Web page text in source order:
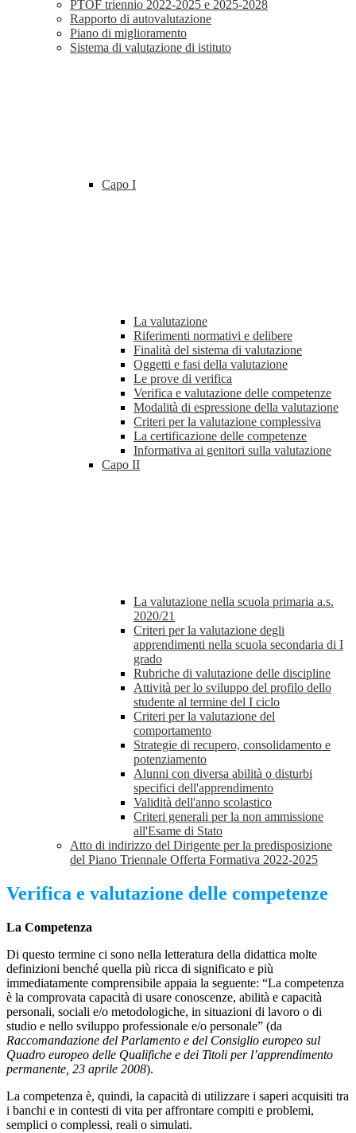
PTOF triennio 2022-2025 e 2025-2028
Rapporto di autovalutazione
Piano di miglioramento
Sistema di valutazione di istituto
Capo I
La valutazione
Riferimenti normativi e delibere
Finalità del sistema di valutazione
Oggetti e fasi della valutazione
Le prove di verifica
Verifica e valutazione delle competenze
Modalità di espressione della valutazione
Criteri per la valutazione complessiva
La certificazione delle competenze
Informativa ai genitori sulla valutazione
Capo II
La valutazione nella scuola primaria a.s.
2020/21
Criteri per la valutazione degli
apprendimenti nella scuola secondaria di I
grado
Rubriche di valutazione delle discipline
Attività per lo sviluppo del profilo dello
studente al termine del I ciclo
Criteri per la valutazione del
comportamento
Strategie di recupero, consolidamento e
potenziamento
Alunni con diversa abilità o disturbi
specifici dell'apprendimento
Validità dell'anno scolastico
Criteri generali per la non ammissione
all'Esame di Stato
Atto di indirizzo del Dirigente per la predisposizione
del Piano Triennale Offerta Formativa 2022-2025
Verifica e valutazione delle competenze
La Competenza
Di questo termine ci sono nella letteratura della didattica molte
definizioni benché quella più ricca di significato e più
immediatamente comprensibile appaia la seguente: “La competenza
è la comprovata capacità di usare conoscenze, abilità e capacità
personali, sociali e/o metodologiche, in situazioni di lavoro o di
studio e nello sviluppo professionale e/o personale” (da
Raccomandazione del Parlamento e del Consiglio europeo sul
Quadro europeo delle Qualifiche e dei Titoli per l’apprendimento
permanente, 23 aprile 2008).
La competenza è, quindi, la capacità di utilizzare i saperi acquisiti tra
i banchi e in contesti di vita per affrontare compiti e problemi,
semplici o complessi, reali o simulati.